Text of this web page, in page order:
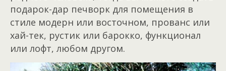
подарок-дар печворк для помещения в
стиле модерн или восточном, прованс или
хай-тек, рустик или барокко, функционал
или лофт, любом другом.